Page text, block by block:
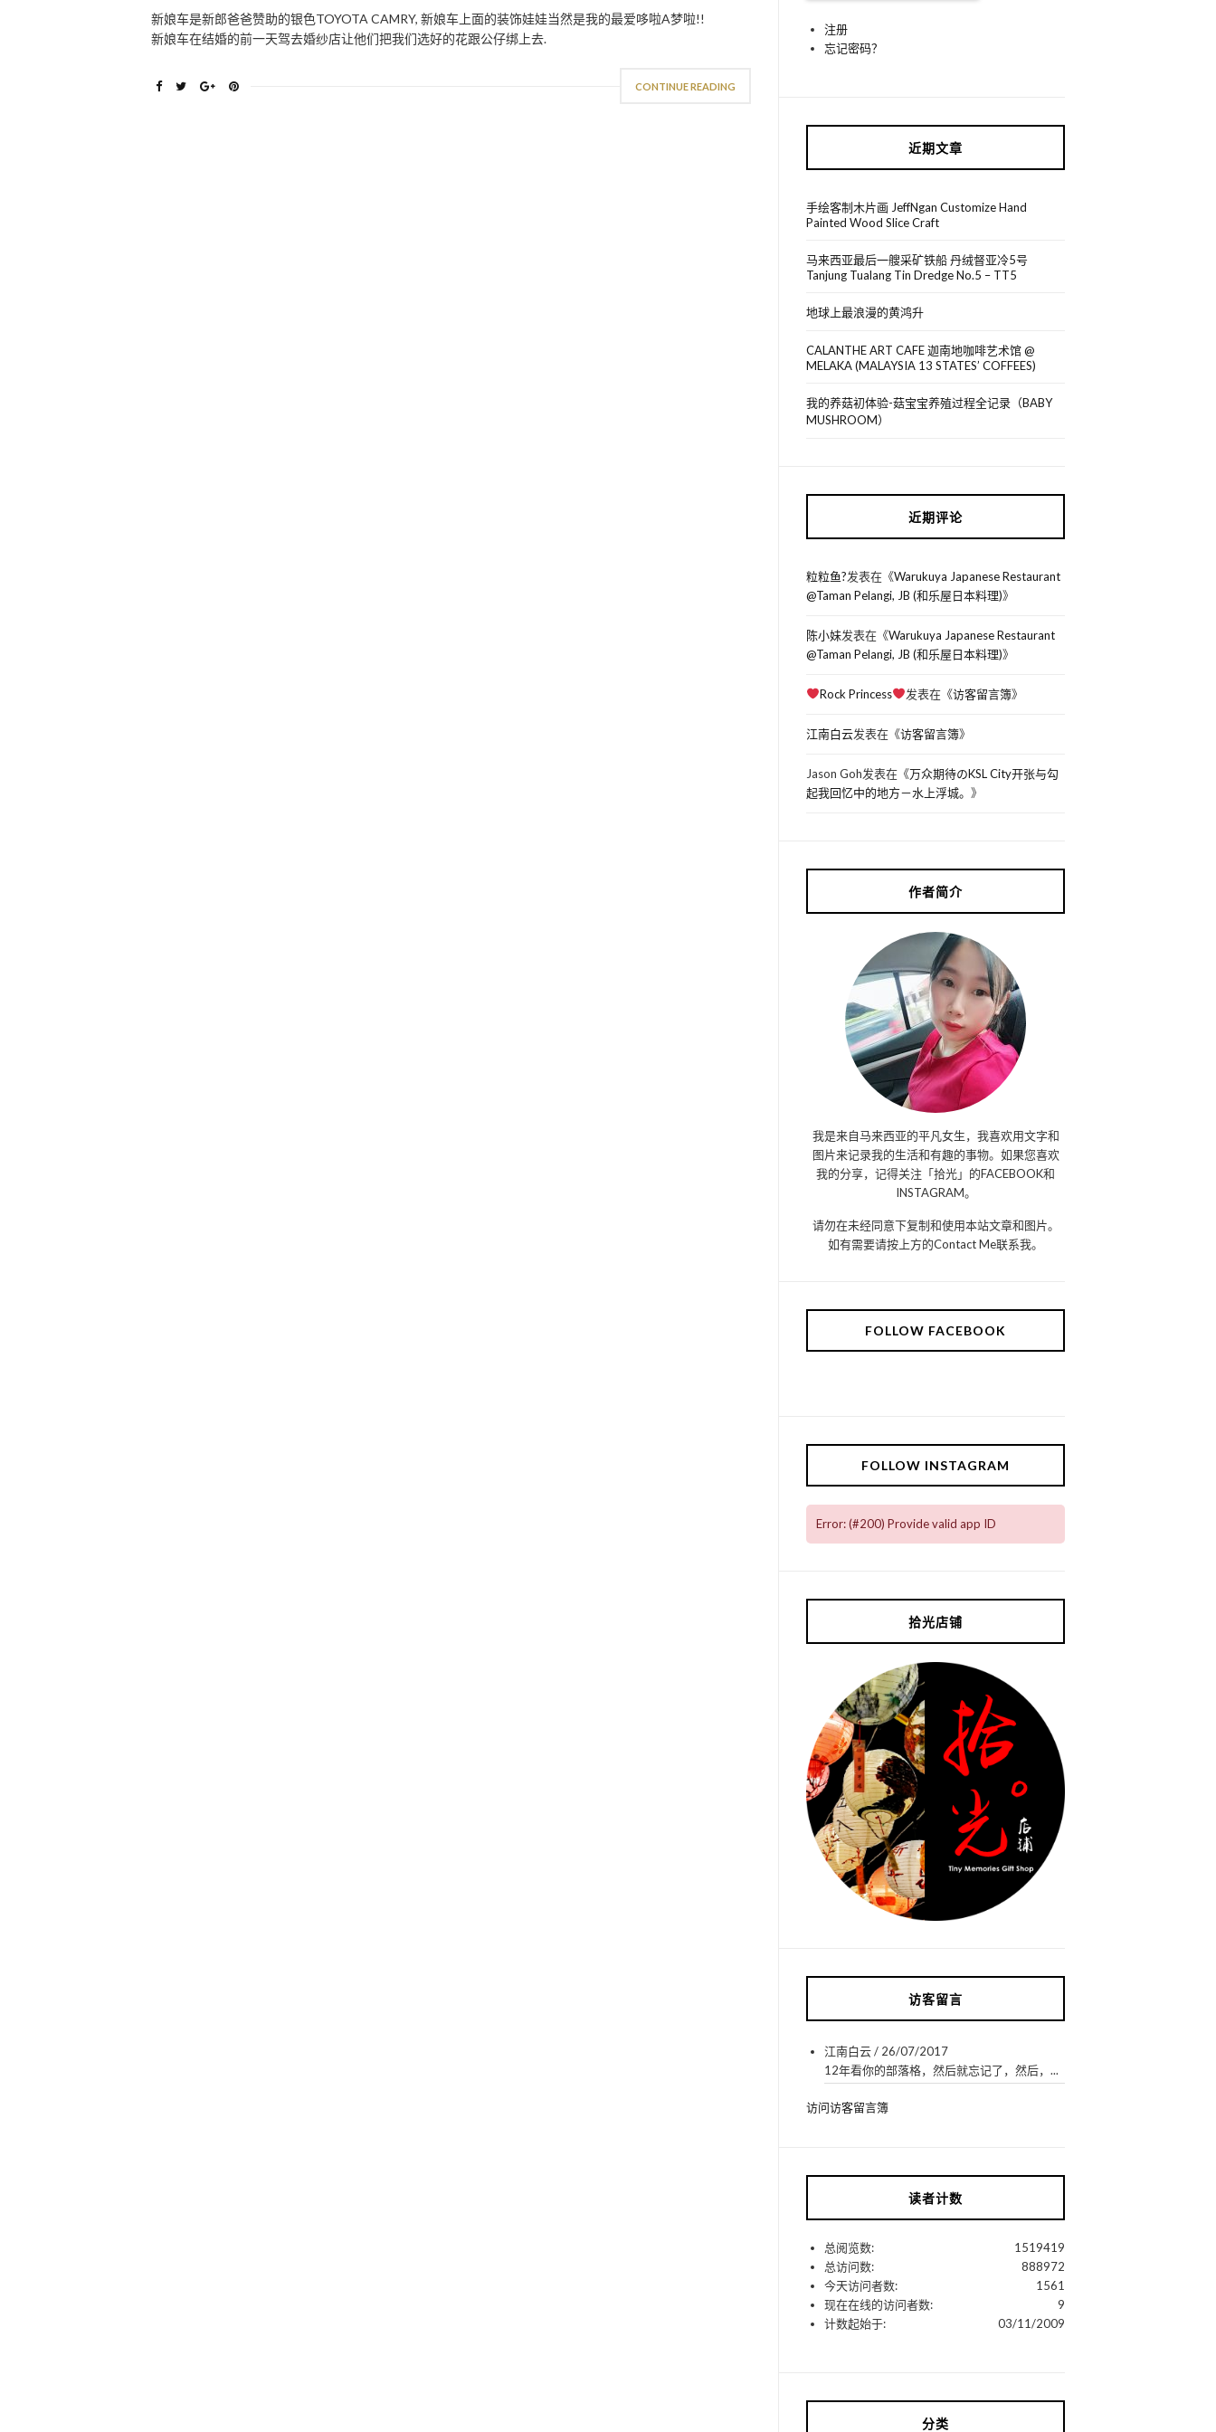
新娘车是新郎爸爸赞助的银色TOYOTA CAMRY, 新娘车上面的装饰娃娃当然是我的最爱哆啦A梦啦!!
新娘车在结婚的前一天驾去婚纱店让他们把我们选好的花跟公仔绑上去.
CONTINUE READING
注册
忘记密码？
近期文章
手绘客制木片画 JeffNgan Customize Hand
Painted Wood Slice Craft
马来西亚最后一艘采矿铁船 丹绒督亚冷5号
Tanjung Tualang Tin Dredge No.5 – TT5
地球上最浪漫的黄鸿升
CALANTHE ART CAFE 迦南地咖啡艺术馆 @
MELAKA (MALAYSIA 13 STATES’ COFFEES)
我的养菇初体验-菇宝宝养殖过程全记录（BABY
MUSHROOM）
近期评论
粒粒鱼?发表在《Warukuya Japanese Restaurant
@Taman Pelangi, JB (和乐屋日本料理)》
陈小妹发表在《Warukuya Japanese Restaurant
@Taman Pelangi, JB (和乐屋日本料理)》
Rock Princess 发表在《访客留言簿》
江南白云发表在《访客留言簿》
Jason Goh发表在《万众期待のKSL City开张与勾
起我回忆中的地方－水上浮城。》
作者简介
我是来自马来西亚的平凡女生，我喜欢用文字和
图片来记录我的生活和有趣的事物。如果您喜欢
我的分享，记得关注「拾光」的FACEBOOK和
INSTAGRAM。
请勿在未经同意下复制和使用本站文章和图片。
如有需要请按上方的Contact Me联系我。
FOLLOW FACEBOOK
FOLLOW INSTAGRAM
Error: (#200) Provide valid app ID
拾光店铺
访客留言
江南白云/ 26/07/2017
12年看你的部落格，然后就忘记了，然后，...
访问访客留言簿
读者计数
1519419
总阅览数:
888972
总访问数:
1561
今天访问者数:
9
现在在线的访问者数:
03/11/2009
计数起始于:
分类